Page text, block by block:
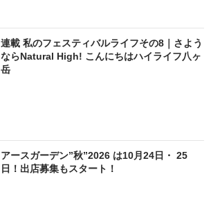
連載 私のフェスティバルライフその8｜さよう
ならNatural High! こんにちはハイライフ八ヶ
岳
アースガーデン”秋”2026 は10月24日・ 25
日！出店募集もスタート！